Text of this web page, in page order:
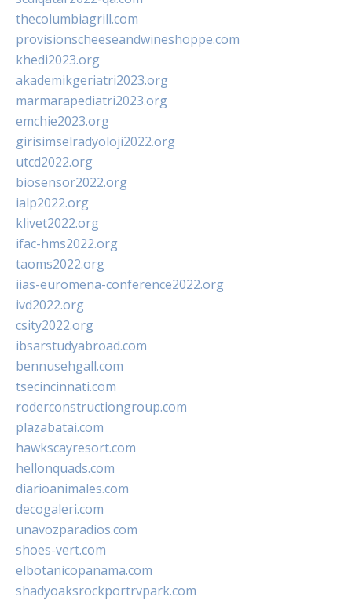
thecolumbiagrill.com
provisionscheeseandwineshoppe.com
khedi2023.org
akademikgeriatri2023.org
marmarapediatri2023.org
emchie2023.org
girisimselradyoloji2022.org
utcd2022.org
biosensor2022.org
ialp2022.org
klivet2022.org
ifac-hms2022.org
taoms2022.org
iias-euromena-conference2022.org
ivd2022.org
csity2022.org
ibsarstudyabroad.com
bennusehgall.com
tsecincinnati.com
roderconstructiongroup.com
plazabatai.com
hawkscayresort.com
hellonquads.com
diarioanimales.com
decogaleri.com
unavozparadios.com
shoes-vert.com
elbotanicopanama.com
shadyoaksrockportrvpark.com